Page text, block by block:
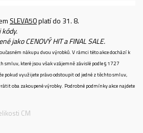
SLEVA50platí do 31. 8.
jako CENOVÝ HIT a FINAL SALE.
nákupu dvou výrobků. V rámci této akce dochází k
smluv, které jsou však vzájemně závislé podle § 1727
pokud využijete právo odstoupit od jedné z těchto smluv,
oba zakoupené výrobky. Podrobné podmínky akce najdete
CM